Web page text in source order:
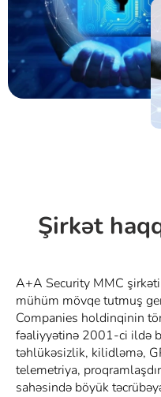
Şirkət
A+A Security MMC
mühüm mövqe tutmuş
Companies holdinqinin
fəaliyyətinə 2001-ci ildə
təhlükəsizlik, kilidləmə,
telemetriya,
sahəsində böyük